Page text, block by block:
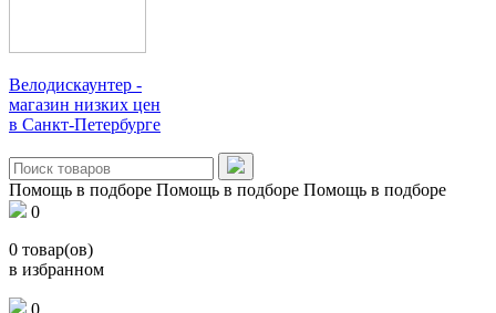
Велодискаунтер -
магазин низких цен
в Санкт-Петербурге
Помощь в подборе Помощь в подборе Помощь в подборе
0
0 товар(ов)
в избранном
0